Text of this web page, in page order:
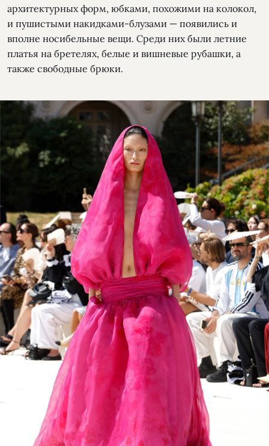
архитектурных форм, юбками, похожими на колокол,
и пушистыми накидками-блузами — появились и
вполне носибельные вещи. Среди них были летние
платья на бретелях, белые и вишневые рубашки, а
также свободные брюки.